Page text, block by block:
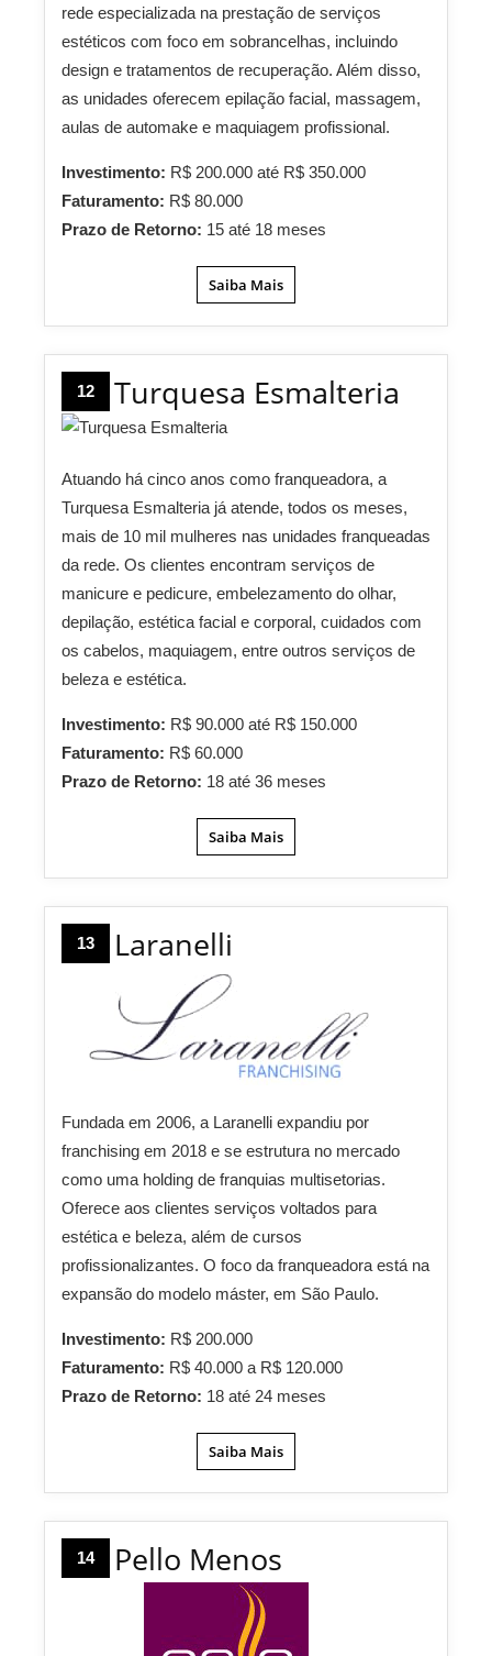
rede especializada na prestação de serviços
estéticos com foco em sobrancelhas, incluindo
design e tratamentos de recuperação. Além disso,
as unidades oferecem epilação facial, massagem,
aulas de automake e maquiagem profissional.
Investimento: R$ 200.000 até R$ 350.000
Faturamento: R$ 80.000
Prazo de Retorno: 15 até 18 meses
Saiba Mais
12 Turquesa Esmalteria
Atuando há cinco anos como franqueadora, a
Turquesa Esmalteria já atende, todos os meses,
mais de 10 mil mulheres nas unidades franqueadas
da rede. Os clientes encontram serviços de
manicure e pedicure, embelezamento do olhar,
depilação, estética facial e corporal, cuidados com
os cabelos, maquiagem, entre outros serviços de
beleza e estética.
Investimento: R$ 90.000 até R$ 150.000
Faturamento: R$ 60.000
Prazo de Retorno: 18 até 36 meses
Saiba Mais
13 Laranelli
Fundada em 2006, a Laranelli expandiu por
franchising em 2018 e se estrutura no mercado
como uma holding de franquias multisetorias.
Oferece aos clientes serviços voltados para
estética e beleza, além de cursos
profissionalizantes. O foco da franqueadora está na
expansão do modelo máster, em São Paulo.
Investimento: R$ 200.000
Faturamento: R$ 40.000 a R$ 120.000
Prazo de Retorno: 18 até 24 meses
Saiba Mais
14 Pello Menos